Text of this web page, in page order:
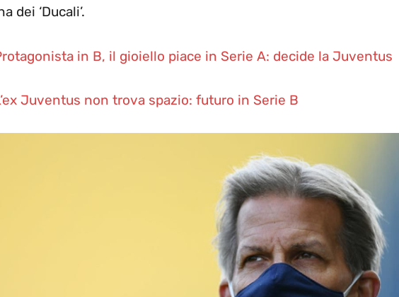
dei ‘Ducali’.
in B, il gioiello piace in Serie A: decide la Juventus
Juventus non trova spazio: futuro in Serie B